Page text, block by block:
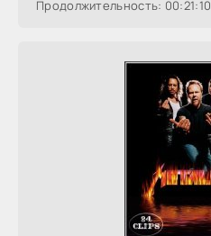
Продолжительность: 00:21:10